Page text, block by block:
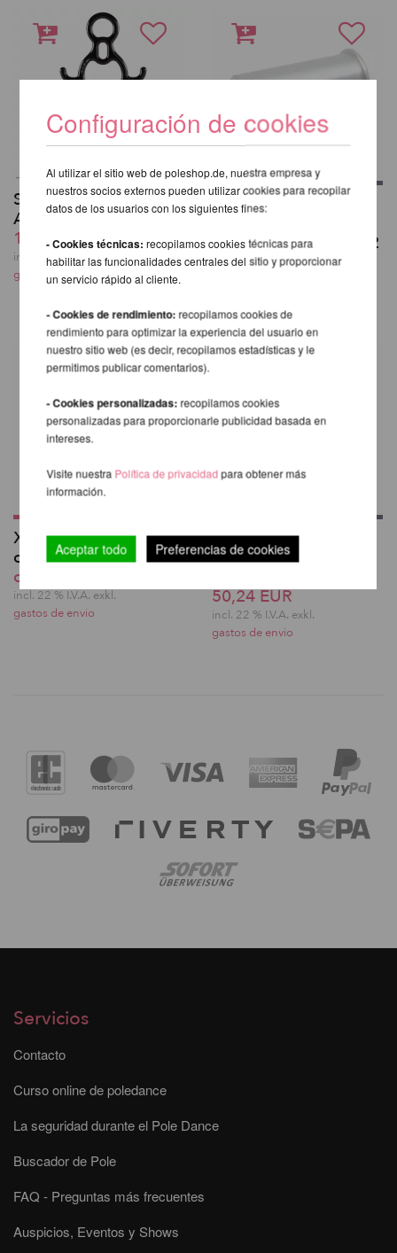
Set de aparejo para
Aerial Silk
138,40 EUR
incl. 22 % I.V.A. exkl.
gastos de envio
A-Frame Barra
extremo - Juego de 2
41,01 EUR
X-Stage LITE / PRO
con barra de silicona
desde 1.332,77 EUR
incl. 22 % I.V.A. exkl.
gastos de envio
A-Frame Figure 8
Conector - Paquete
50,24 EUR
incl. 22 % I.V.A. exkl.
gastos de envio
Servicios
Contacto
Curso online de poledance
La seguridad durante el Pole Dance
Buscador de Pole
FAQ - Preguntas más frecuentes
Auspicios, Eventos y Shows
Configuración de cookies
Al utilizar el sitio web de poleshop.de, nuestra empresa y
nuestros socios externos pueden utilizar cookies para recopilar
datos de los usuarios con los siguientes fines:
- Cookies técnicas:recopilamos cookies técnicas para
habilitar las funcionalidades centrales del sitio y proporcionar
un servicio rápido al cliente.
- Cookies de rendimiento: recopilamos cookies de
rendimiento para optimizar la experiencia del usuario en
nuestro sitio web (es decir, recopilamos estadísticas y le
permitimos publicar comentarios).
- Cookies personalizadas: recopilamos cookies
personalizadas para proporcionarle publicidad basada en
intereses.
Visite nuestra Política de privacidadpara obtener más
información.
Aceptar todo Preferencias de cookies